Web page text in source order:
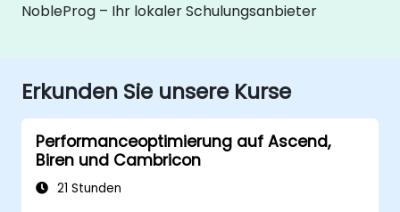
NobleProg – Ihr lokaler Schulungsanbieter
Erkunden Sie unsere Kurse
Performanceoptimierung auf Ascend,
Biren und Cambricon
21 Stunden